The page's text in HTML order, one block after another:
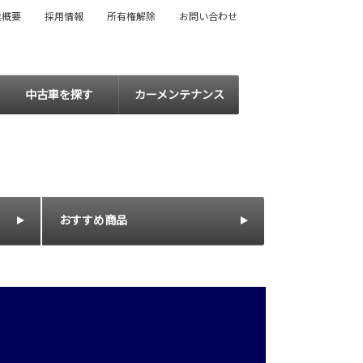
中古車を探す カーメンテナンス
要 採用情報 所有権解除 お問い合わせ
おすすめ商品